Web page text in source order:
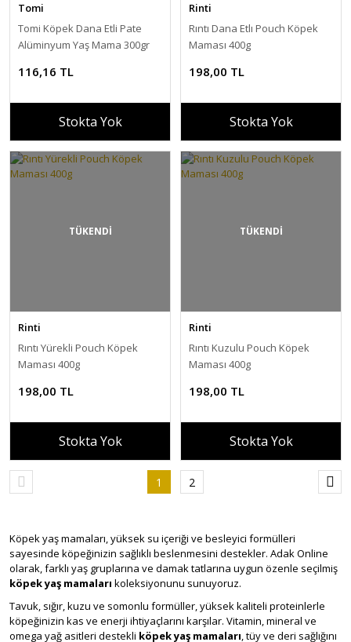
Tomi
Tomi Köpek Dana Etli Pate
Alüminyum Yaş Mama 300gr
116,16 TL
Stokta Yok
Rinti
Rıntı Dana Etlı Pouch Köpek
Maması 400g
198,00 TL
Stokta Yok
TÜKENDİ
Rinti
Rıntı Yürekli Pouch Köpek
Maması 400g
198,00 TL
Stokta Yok
TÜKENDİ
Rinti
Rıntı Kuzulu Pouch Köpek
Maması 400g
198,00 TL
Stokta Yok
1 2
Köpek yaş mamaları, yüksek su içeriği ve besleyici formülleri
sayesinde köpeğinizin sağlıklı beslenmesini destekler. Adak Online
olarak, farklı yaş gruplarına ve damak tatlarına uygun özenle seçilmiş
köpek yaş mamaları koleksiyonunu sunuyoruz.
Tavuk, sığır, kuzu ve somonlu formüller, yüksek kaliteli proteinlerle
köpeğinizin kas ve enerji ihtiyaçlarını karşılar. Vitamin, mineral ve
omega yağ asitleri destekli köpek yaş mamaları, tüy ve deri sağlığını